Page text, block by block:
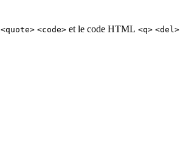
<quote> <code> et le code HTML <q> <del>